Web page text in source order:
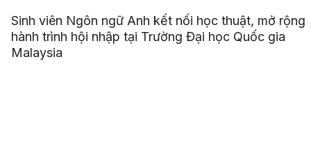
Sinh viên Ngôn ngữ Anh kết nối học thuật, mở rộng
hành trình hội nhập tại Trường Đại học Quốc gia
Malaysia